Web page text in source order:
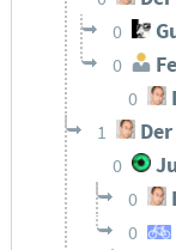
0
0
0
1
0
0
0